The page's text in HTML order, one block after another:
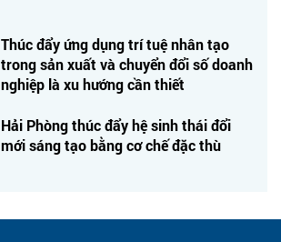
Thúc đẩy ứng dụng trí tuệ nhân tạo
trong sản xuất và chuyển đổi số doanh
nghiệp là xu hướng cần thiết
Hải Phòng thúc đẩy hệ sinh thái đổi
mới sáng tạo bằng cơ chế đặc thù